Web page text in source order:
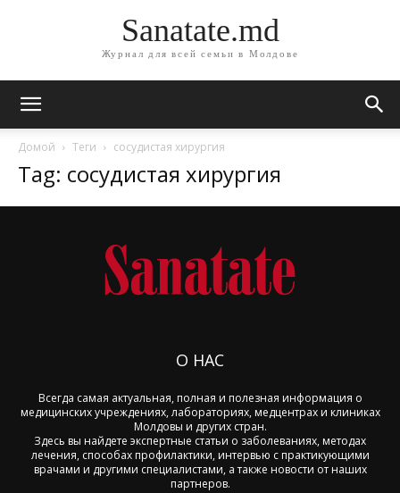
Sanatate.md
Журнал для всей семьи в Молдове
Домой Теги сосудистая хирургия
Tag: сосудистая хирургия
О НАС
Всегда самая актуальная, полная и полезная информация о
медицинских учреждениях, лабораториях, медцентрах и клиниках
Молдовы и других стран.
Здесь вы найдете экспертные статьи о заболеваниях, методах
лечения, способах профилактики, интервью с практикующими
врачами и другими специалистами, а также новости от наших
партнеров.